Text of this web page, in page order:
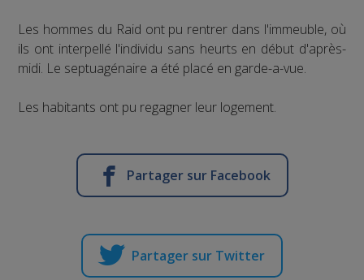
Les hommes du Raid ont pu rentrer dans l'immeuble, où
ils ont interpellé l'individu sans heurts en début d'après-
midi. Le septuagénaire a été placé en garde-a-vue.
Les habitants ont pu regagner leur logement.
Partager sur Facebook
Partager sur Twitter